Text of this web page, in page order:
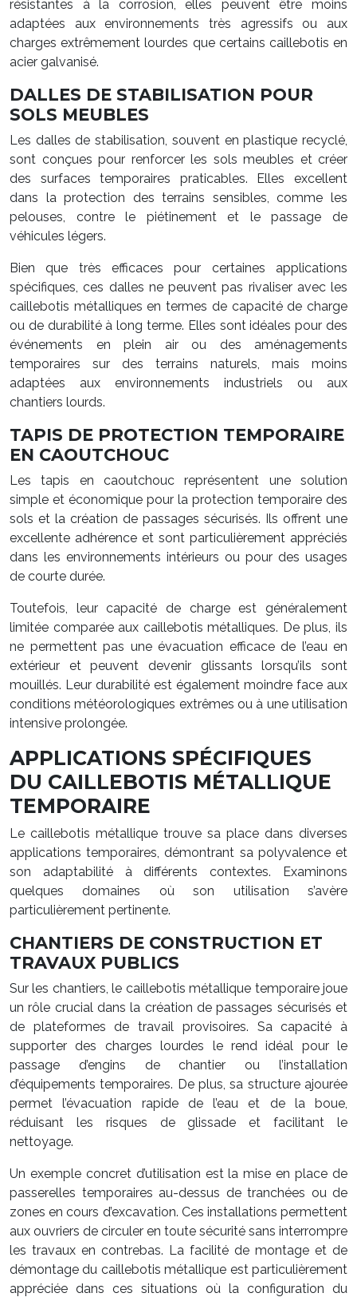
résistantes à la corrosion, elles peuvent être moins
adaptées aux environnements très agressifs ou aux
charges extrêmement lourdes que certains caillebotis en
acier galvanisé.
DALLES DE STABILISATION POUR
SOLS MEUBLES
Les dalles de stabilisation, souvent en plastique recyclé,
sont conçues pour renforcer les sols meubles et créer
des surfaces temporaires praticables. Elles excellent
dans la protection des terrains sensibles, comme les
pelouses, contre le piétinement et le passage de
véhicules légers.
Bien que très efficaces pour certaines applications
spécifiques, ces dalles ne peuvent pas rivaliser avec les
caillebotis métalliques en termes de capacité de charge
ou de durabilité à long terme. Elles sont idéales pour des
événements en plein air ou des aménagements
temporaires sur des terrains naturels, mais moins
adaptées aux environnements industriels ou aux
chantiers lourds.
TAPIS DE PROTECTION TEMPORAIRE
EN CAOUTCHOUC
Les tapis en caoutchouc représentent une solution
simple et économique pour la protection temporaire des
sols et la création de passages sécurisés. Ils offrent une
excellente adhérence et sont particulièrement appréciés
dans les environnements intérieurs ou pour des usages
de courte durée.
Toutefois, leur capacité de charge est généralement
limitée comparée aux caillebotis métalliques. De plus, ils
ne permettent pas une évacuation efficace de l’eau en
extérieur et peuvent devenir glissants lorsqu’ils sont
mouillés. Leur durabilité est également moindre face aux
conditions météorologiques extrêmes ou à une utilisation
intensive prolongée.
APPLICATIONS SPÉCIFIQUES
DU CAILLEBOTIS MÉTALLIQUE
TEMPORAIRE
Le caillebotis métallique trouve sa place dans diverses
applications temporaires, démontrant sa polyvalence et
son adaptabilité à différents contextes. Examinons
quelques domaines où son utilisation s’avère
particulièrement pertinente.
CHANTIERS DE CONSTRUCTION ET
TRAVAUX PUBLICS
Sur les chantiers, le caillebotis métallique temporaire joue
un rôle crucial dans la création de passages sécurisés et
de plateformes de travail provisoires. Sa capacité à
supporter des charges lourdes le rend idéal pour le
passage d’engins de chantier ou l’installation
d’équipements temporaires. De plus, sa structure ajourée
permet l’évacuation rapide de l’eau et de la boue,
réduisant les risques de glissade et facilitant le
nettoyage.
Un exemple concret d’utilisation est la mise en place de
passerelles temporaires au-dessus de tranchées ou de
zones en cours d’excavation. Ces installations permettent
aux ouvriers de circuler en toute sécurité sans interrompre
les travaux en contrebas. La facilité de montage et de
démontage du caillebotis métallique est particulièrement
appréciée dans ces situations où la configuration du